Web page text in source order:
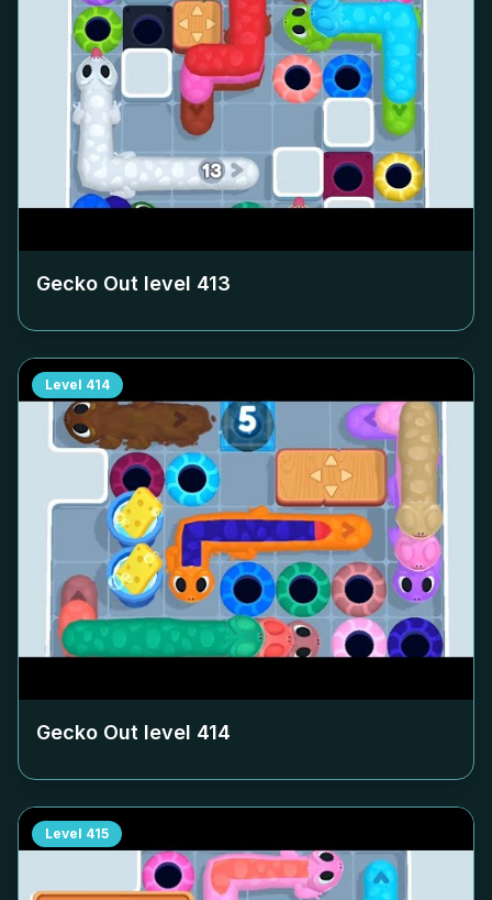
Gecko Out level 413
Level 414
Gecko Out level 414
Level 415